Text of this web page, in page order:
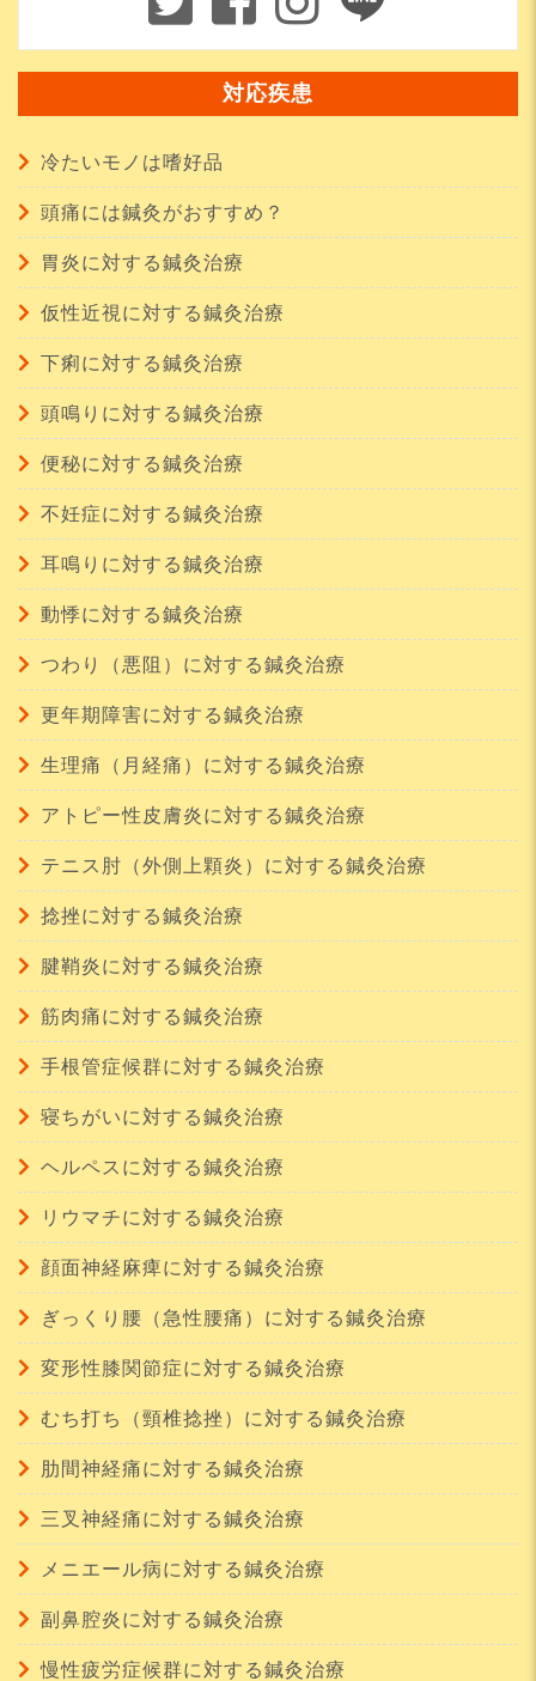
対応疾患
冷たいモノは嗜好品
頭痛には鍼灸がおすすめ？
胃炎に対する鍼灸治療
仮性近視に対する鍼灸治療
下痢に対する鍼灸治療
頭鳴りに対する鍼灸治療
便秘に対する鍼灸治療
不妊症に対する鍼灸治療
耳鳴りに対する鍼灸治療
動悸に対する鍼灸治療
つわり（悪阻）に対する鍼灸治療
更年期障害に対する鍼灸治療
生理痛（月経痛）に対する鍼灸治療
アトピー性皮膚炎に対する鍼灸治療
テニス肘（外側上顆炎）に対する鍼灸治療
捻挫に対する鍼灸治療
腱鞘炎に対する鍼灸治療
筋肉痛に対する鍼灸治療
手根管症候群に対する鍼灸治療
寝ちがいに対する鍼灸治療
ヘルペスに対する鍼灸治療
リウマチに対する鍼灸治療
顔面神経麻痺に対する鍼灸治療
ぎっくり腰（急性腰痛）に対する鍼灸治療
変形性膝関節症に対する鍼灸治療
むち打ち（頸椎捻挫）に対する鍼灸治療
肋間神経痛に対する鍼灸治療
三叉神経痛に対する鍼灸治療
メニエール病に対する鍼灸治療
副鼻腔炎に対する鍼灸治療
慢性疲労症候群に対する鍼灸治療